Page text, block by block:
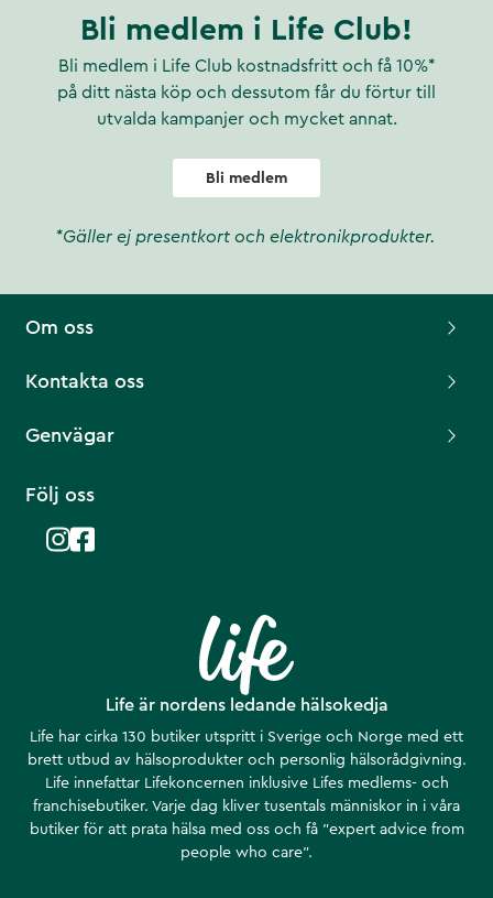
Bli medlem i Life Club!
Bli medlem i Life Club kostnadsfritt och få 10%*
på ditt nästa köp och dessutom får du förtur till
utvalda kampanjer och mycket annat.
Bli medlem
*Gäller ej presentkort och elektronikprodukter.
Life är nordens ledande hälsokedja
Life har cirka 130 butiker utspritt i Sverige och Norge med ett
brett utbud av hälsoprodukter och personlig hälsorådgivning.
Life innefattar Lifekoncernen inklusive Lifes medlems- och
franchisebutiker. Varje dag kliver tusentals människor in i våra
butiker för att prata hälsa med oss och få ”expert advice from
people who care”.
Om oss
Kontakta oss
Genvägar
Följ oss